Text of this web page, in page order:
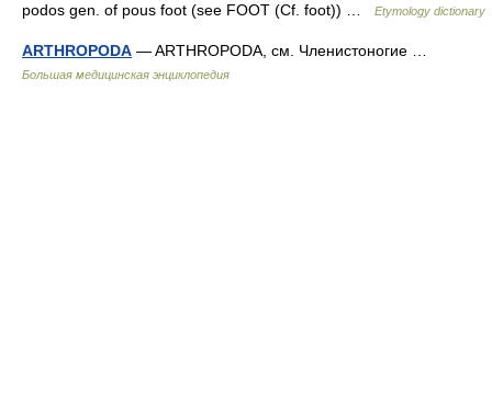
podos gen. of pous foot (see FOOT (Cf. foot)) …
Etymology dictionary
ARTHROPODA — ARTHROPODA, см. Членистоногие …
Большая медицинская энциклопедия